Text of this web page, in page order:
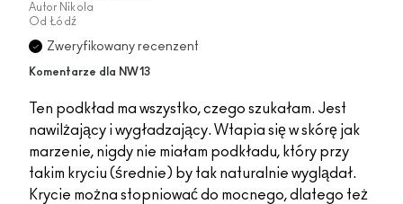
Autor Nikola
Od Łódź
Zweryfikowany recenzent
Komentarze dla NW13
Ten podkład ma wszystko, czego szukałam. Jest
nawilżający i wygładzający. Wtapia się w skórę jak
marzenie, nigdy nie miałam podkładu, który przy
takim kryciu (średnie) by tak naturalnie wyglądał.
Krycie można stopniować do mocnego, dlatego też